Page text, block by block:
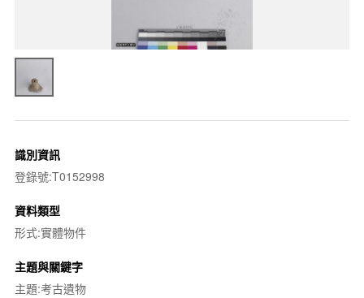
識別資訊
登錄號:T0152998
資料類型
形式:實體物件
主題與關鍵字
主題:考古遺物